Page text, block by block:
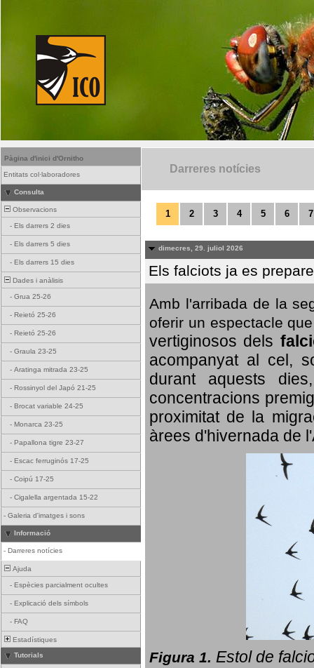
Pàgina d'inici d'Ornitho
Entitats col·laboradores
Consulta
Observacions
- Els darrers 2 dies
- Els darrers 5 dies
- Els darrers 15 dies
Dades i anàlisis
- Grua 25-26
- Reietó 25-26
- Reietó 25-26
- Graula 23-25
- Aratinga mitrada 23-25
- Rossinyol del Japó 21-25
- Brocat variable 24-25
- Monarca 23-25
- Papallona tigre 23-27
- Escac ferruginós 17-25
- Coipú 17-25
- Cigalella argentada 15-22
- Galeria d'imatges i sons
Informació
- Darreres notícies
Ajuda
- Espècies parcialment ocultes
- Explicació dels símbols
- FAQ
Estadístiques
Tutorials
Darreres notícies
1 2 3 4 5 6 7
dimecres, 29. juliol 2026
Els falciots ja es
Amb l'arribada de la
oferir un espectacle
vertiginosos dels
acompanyat al cel,
durant aquests
concentracions
proximitat de la
àrees d'hivernada de
Figura 1. Estol de